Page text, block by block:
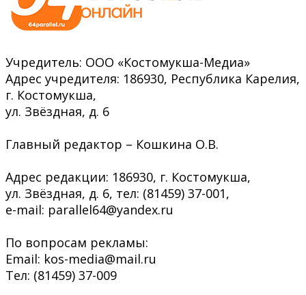
Учредитель: ООО «Костомукша-Медиа»
Адрес учредителя: 186930, Республика Карелия,
г. Костомукша,
ул. Звёздная, д. 6
Главный редактор – Кошкина О.В.
Адрес редакции: 186930, г. Костомукша,
ул. Звёздная, д. 6, тел: (81459) 37-001,
e-mail: parallel64@yandex.ru
По вопросам рекламы:
Email: kos-media@mail.ru
Тел: (81459) 37-009